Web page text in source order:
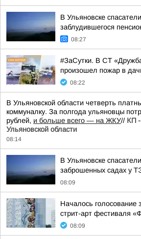
В Ульяновске
заблудившегося
08:27
#ЗаСутки. В СТ
произошел пожар в
08:22
В Ульяновской области четверть
коммуналку. За полгода ульяновцы
рублей, и больше всего — на ЖКУ// КП -
Ульяновской области
08:14
В Ульяновске
заброшенных садах у
08:09
Началось голосование
стрит-арт фестиваля
08:09